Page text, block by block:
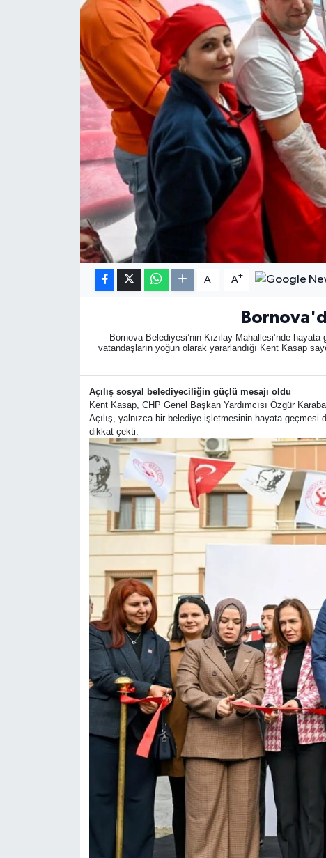
A- A+
Bornova Belediyesi’nin Kızılay Mahallesi’nde
vatandaşların yoğun olarak yararlandığı Kent Kasap
Açılış sosyal belediyeciliğin güçlü mesajı oldu
Kent Kasap, CHP Genel Başkan Yardımcısı Özgür
Açılış, yalnızca bir belediye işletmesinin hayata
dikkat çekti.
Resmi Reklam
Röportajlar